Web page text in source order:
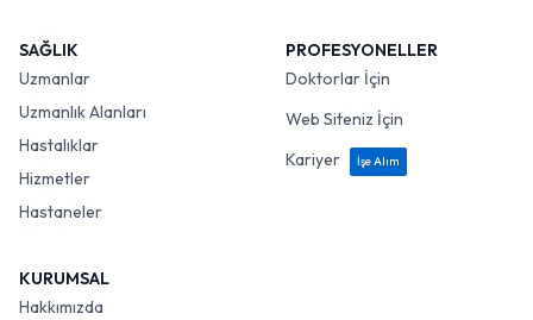
SAĞLIK
Uzmanlar
Uzmanlık Alanları
Hastalıklar
Hizmetler
Hastaneler
PROFESYONELLER
Doktorlar İçin
Web Siteniz İçin
Kariyer
İşe Alım
KURUMSAL
Hakkımızda